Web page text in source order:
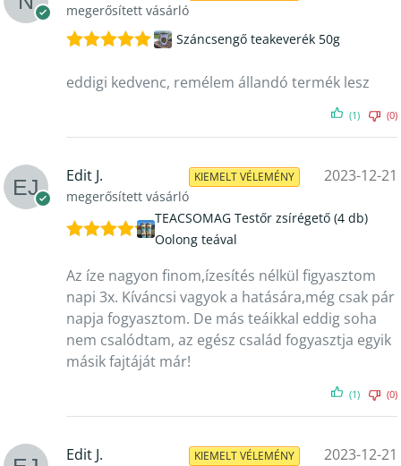
megerősített vásárló
5/ 5
Száncsengő teakeverék 50g
eddigi kedvenc, remélem állandó termék lesz
(1) (0)
Edit J.
megerősített vásárló
KIEMELT VÉLEMÉNY 2023-12-21
5
/ 5
TEACSOMAG Testőr zsírégető (4 db)
Oolong teával
Az íze nagyon finom,ízesítés nélkül figyasztom
napi 3x. Kíváncsi vagyok a hatására,még csak pár
napja fogyasztom. De más teáikkal eddig soha
nem csalódtam, az egész család fogyasztja egyik
másik fajtáját már!
(1) (0)
Edit J. KIEMELT VÉLEMÉNY 2023-12-21